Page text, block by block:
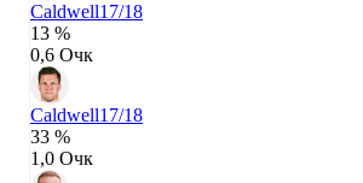
Caldwell17/18
13 %
0,6 Очк
Caldwell17/18
33 %
1,0 Очк